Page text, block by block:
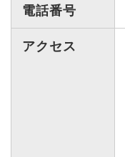
電話番号
アクセス